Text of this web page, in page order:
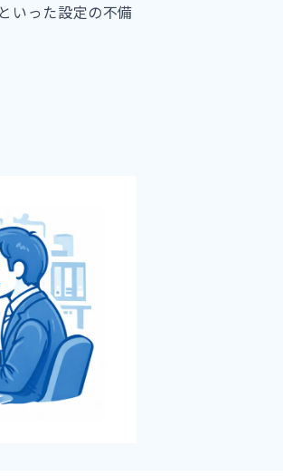
いった設定の不備